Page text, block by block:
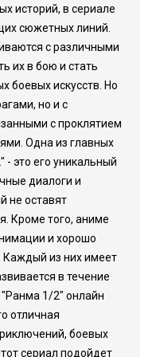
историй, в сериале
сюжетных линий.
с различными
их в бою и стать
боевых искусств. Но
но и с
с проклятием
Одна из главных
это его уникальный
диалоги и
не оставят
Кроме того, аниме
и хорошо
из них имеет
в течение
"Ранма 1/2" онлайн
отличная
боевых
сериал подойдет